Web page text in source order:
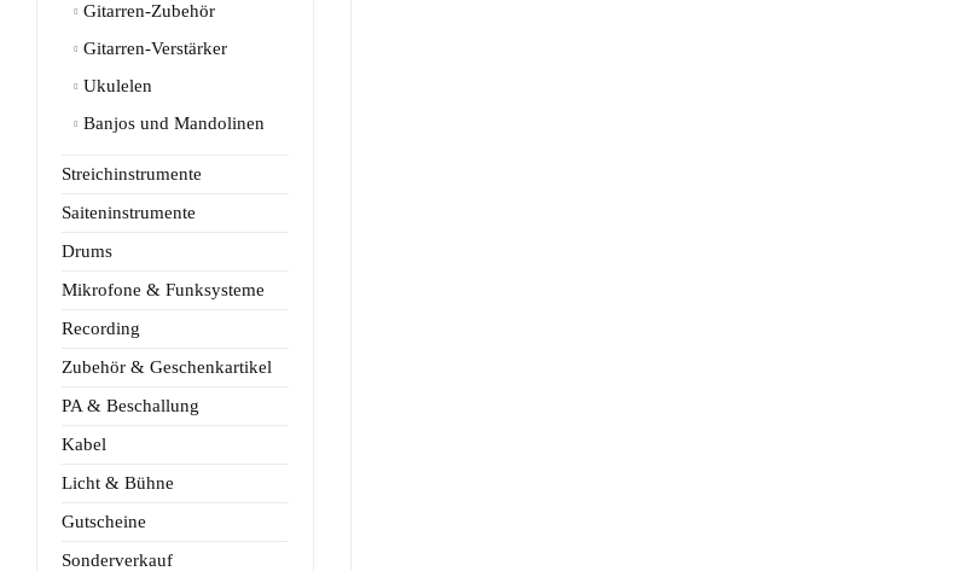
Gitarren-Zubehör
Gitarren-Verstärker
Ukulelen
Banjos und Mandolinen
Streichinstrumente
Saiteninstrumente
Drums
Mikrofone & Funksysteme
Recording
Zubehör & Geschenkartikel
PA & Beschallung
Kabel
Licht & Bühne
Gutscheine
Sonderverkauf